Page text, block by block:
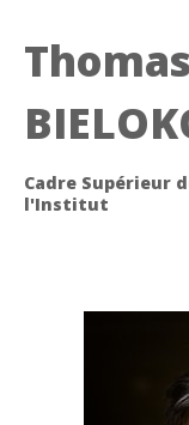
Thomas
Cadre Supérieur
l'Institut